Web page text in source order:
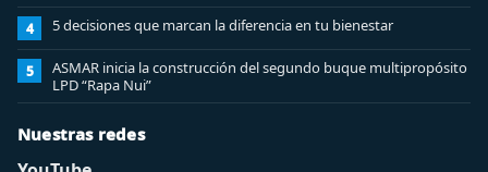
4 5 decisiones que marcan la diferencia en tu bienestar
5
ASMAR inicia la construcción del segundo buque multipropósito
LPD “Rapa Nui”
Nuestras redes